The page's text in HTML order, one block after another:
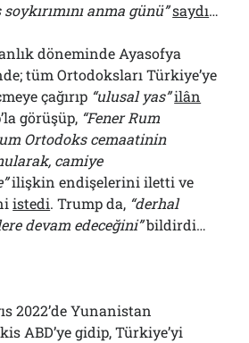
soykırımını anma günü”saydı…
döneminde Ayasofya
tüm Ortodoksları Türkiye’ye
çağırıp “ulusal yas”ilân
görüşüp, “Fener Rum
Ortodoks cemaatinin
camiye
ilişkin endişelerini iletti ve
istedi. Trump da, “derhal
devam edeceğini”bildirdi…
2022’de Yunanistan
ABD’ye gidip, Türkiye’yi